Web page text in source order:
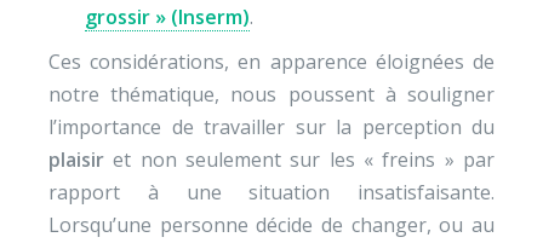
grossir » (Inserm).
Ces considérations, en apparence éloignées de
notre thématique, nous poussent à souligner
l’importance de travailler sur la perception du
plaisir et non seulement sur les « freins » par
rapport à une situation insatisfaisante.
Lorsqu’une personne décide de changer, ou au